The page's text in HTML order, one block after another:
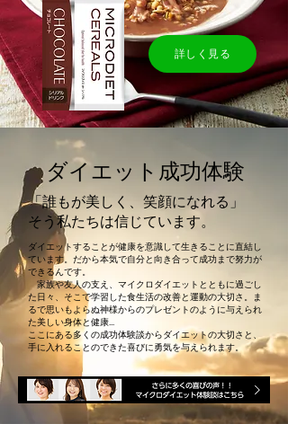
詳しく見る
ダイエット成功体験
「誰もが美しく、笑顔になれる」
そう私たちは信じています。
ダイエットすることが健康を意識して生きることに直結し
ています。だから本気で自分と向き合って成功まで努力が
できるんです。
家族や友人の支え、マイクロダイエットとともに過ごし
た日々、そこで学習した食生活の改善と運動の大切さ。ま
るで思いもよらぬ神様からのプレゼントのように与えられ
た美しい身体と健康...
ここにある多くの成功体験談からダイエットの大切さと、
手に入れることのできた喜びに勇気を与えられます。